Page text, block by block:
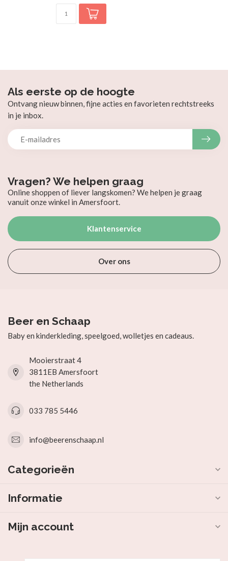
Vragen? We helpen graag
Online shoppen of liever langskomen? We helpen je graag
vanuit onze winkel in Amersfoort.
Klantenservice
Over ons
Als eerste op de hoogte
Ontvang nieuw binnen, fijne acties en favorieten rechtstreeks
in je inbox.
Beer en Schaap
Baby en kinderkleding, speelgoed, wolletjes en cadeaus.
Mooierstraat 4
3811EB Amersfoort
the Netherlands
033 785 5446
info@beerenschaap.nl
Categorieën
Informatie
Mijn account